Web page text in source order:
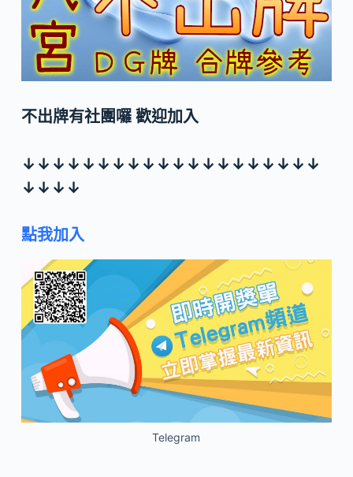
不出牌有社團囉 歡迎加入
↓↓↓↓↓↓↓↓↓↓↓↓↓↓↓↓↓↓↓↓
↓↓↓↓
點我加入
Telegram